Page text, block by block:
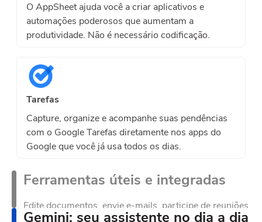
O AppSheet ajuda você a criar aplicativos e
automações poderosos que aumentam a
produtividade. Não é necessário codificação.
Tarefas
Capture, organize e acompanhe suas pendências
com o Google Tarefas diretamente nos apps do
Google que você já usa todos os dias.
Ferramentas úteis e integradas
Edite documentos, envie e-mails, participe de reuniões
Gemini: seu assistente no dia a dia